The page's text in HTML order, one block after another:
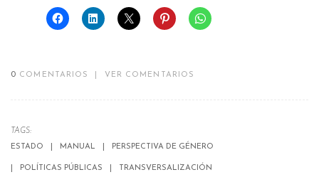
0 COMENTARIOS VER COMENTARIOS
TAGS:
ESTADO
MANUAL PERSPECTIVA DE GÉNERO
POLÍTICAS PÚBLICAS TRANSVERSALIZACIÓN